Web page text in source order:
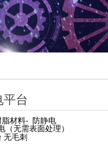
平台
脂材料- 防静电
（无需表面处理）
无毛刺